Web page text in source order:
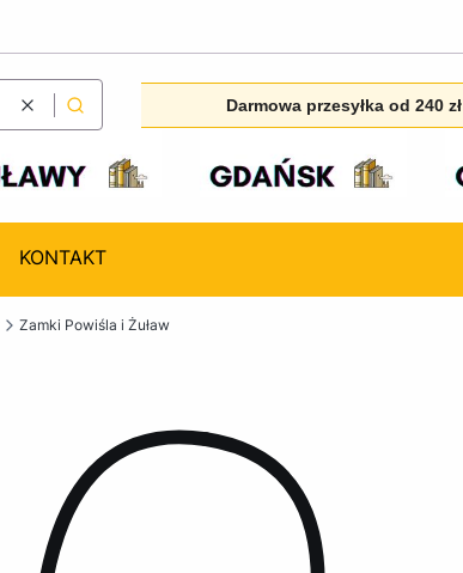
WyczyśćSzukaj Darmowa przesyłka od 240 zł
KONTAKT
Zamki Powiśla i Żuław